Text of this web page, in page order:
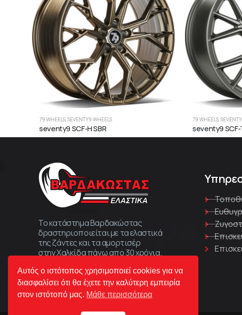
79 WHEELS, SEVENTY9 WHEELS
seventy9 SCF-H SBR
79 WHEELS,
seventy9 SCF-
Το κατάστημα Βαρδακώστας
δραστηριοποιείται με τα ελαστικά
της ζάντες και τα αμορτισέρ
στην Χαλκίδα πάνω απο 30 χρόνια.
Αυτός ο ιστότοπος χρησιμοποιεί cookies για να
διασφαλίσει ότι θα έχετε την καλύτερη εμπειρία
στον ιστότοπό μας. Μάθε περισσότερα